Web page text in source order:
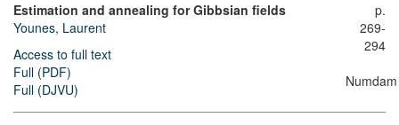
Estimation and annealing for Gibbsian fields
Younes, Laurent
Access to full text
Full (PDF)
Full (DJVU)
p.
269-
294
Numdam